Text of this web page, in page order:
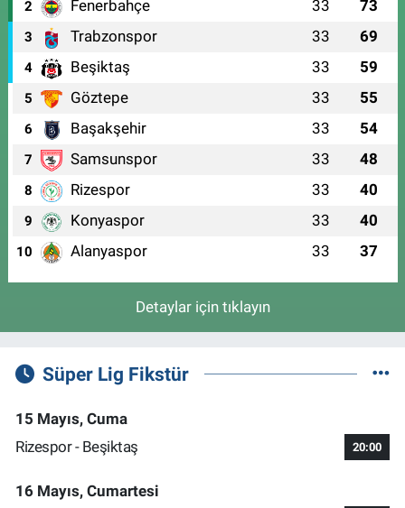
2 Fenerbahçe 33 73
3 Trabzonspor 33 69
4 Beşiktaş 33 59
5 Göztepe 33 55
6 Başakşehir 33 54
7 Samsunspor 33 48
8 Rizespor 33 40
9 Konyaspor 33 40
10 Alanyaspor 33 37
Detaylar için tıklayın
Süper Lig Fikstür
15 Mayıs, Cuma
Rizespor - Beşiktaş
20:00
16 Mayıs, Cumartesi